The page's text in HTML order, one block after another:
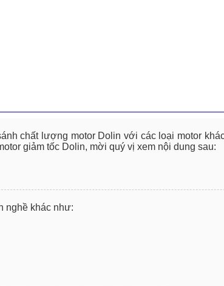
chất lượng motor Dolin với các loại motor
giảm tốc Dolin, mời quý vị xem nội dung sau:
nghề khác như: